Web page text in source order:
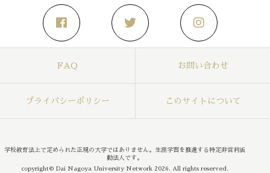
FAQ お問い合わせ
プライバシーポリシー このサイトについて
学校教育法上で定められた正規の大学ではありません。生涯学習を推進する特定非営利活
動法人です。
copyright© Dai Nagoya University Network 2026. All rights reserved.